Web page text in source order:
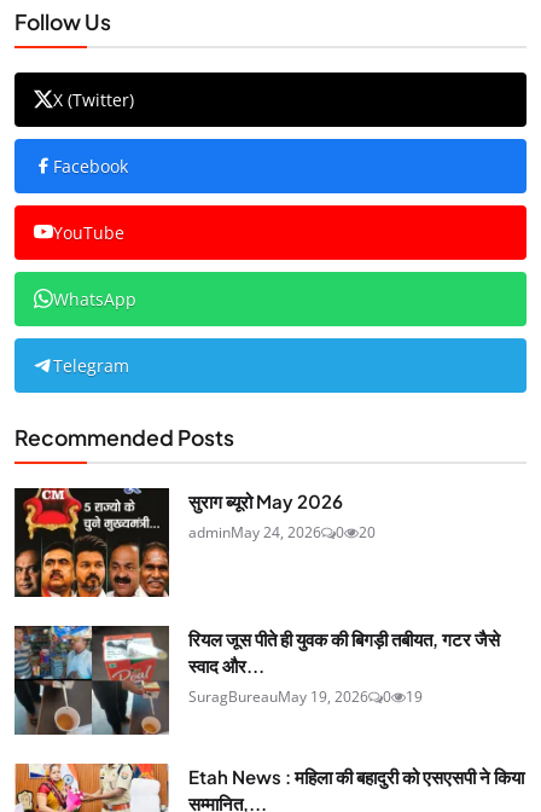
Follow Us
X (Twitter)
Facebook
YouTube
WhatsApp
Telegram
Recommended Posts
सुराग ब्यूरो May 2026
adminMay 24, 2026 0 20
रियल जूस पीते ही युवक की बिगड़ी तबीयत, गटर जैसे
स्वाद और...
SuragBureauMay 19, 2026 0 19
Etah News : महिला की बहादुरी को एसएसपी ने किया
सम्मानित,...